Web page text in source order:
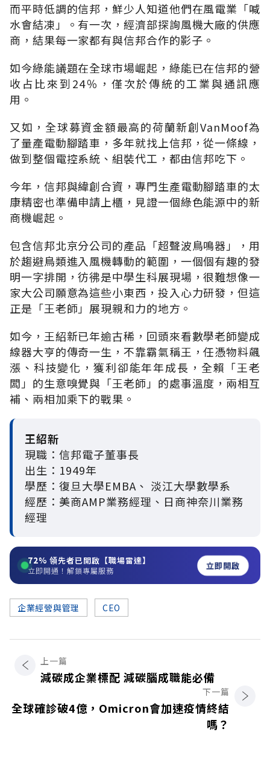
而平時低調的信邦，鮮少人知道他們在風電業「喊
水會結凍」。有一次，經濟部探詢風機大廠的供應
商，結果每一家都有與信邦合作的影子。
如今綠能議題在全球市場崛起，綠能已在信邦的營
收占比來到24％，僅次於傳統的工業與通訊應
用。
又如，全球募資金額最高的荷蘭新創VanMoof為
了量產電動腳踏車，多年就找上信邦，從一條線，
做到整個電控系統、組裝代工，都由信邦吃下。
今年，信邦與緯創合資，專門生產電動腳踏車的太
康精密也準備申請上櫃，見證一個綠色能源中的新
商機崛起。
包含信邦北京分公司的產品「超聲波鳥鳴器」，用
於趨避鳥類進入風機轉動的範圍，一個個有趣的發
明一字排開，彷彿是中學生科展現場，很難想像一
家大公司願意為這些小東西，投入心力研發，但這
正是「王老師」展現親和力的地方。
如今，王紹新已年逾古稀，回頭來看數學老師變成
線器大亨的傳奇一生，不靠霸氣稱王，任憑物料飆
漲、科技變化，獲利卻能年年成長，全賴「王老
闆」的生意嗅覺與「王老師」的處事溫度，兩相互
補、兩相加乘下的戰果。
王紹新
現職：信邦電子董事長
出生：1949年
學歷：復旦大學EMBA、 淡江大學數學系
經歷：美商AMP業務經理、日商神奈川業務
經理
72% 領先者已開啟【職場雷達】
立即開通！解鎖專屬服務 立即開啟
企業經營與管理 CEO
上一篇
減碳成企業標配 減碳腦成職能必備
下一篇
全球確診破4億，Omicron會加速疫情終結
嗎？